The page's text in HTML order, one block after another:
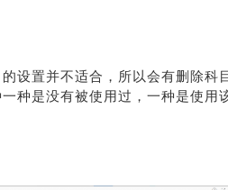
设置并不适合，所以会有删除科
种是没有被使用过，一种是使用